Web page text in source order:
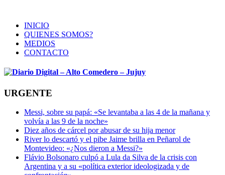
INICIO
QUIENES SOMOS?
MEDIOS
CONTACTO
URGENTE
Messi, sobre su papá: «Se levantaba a las 4 de la mañana y
volvía a las 9 de la noche»
Diez años de cárcel por abusar de su hija menor
River lo descartó y el pibe Jaime brilla en Peñarol de
Montevideo: «¿Nos dieron a Messi?»
Flávio Bolsonaro culpó a Lula da Silva de la crisis con
Argentina y a su «política exterior ideologizada y de